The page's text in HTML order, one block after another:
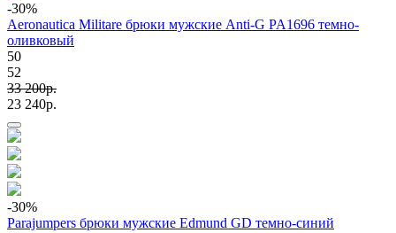
-30%
Aeronautica Militare брюки мужские Anti-G PA1696 темно-
оливковый
50
52
33 200p.
23 240p.
-30%
Parajumpers брюки мужские Edmund GD темно-синий